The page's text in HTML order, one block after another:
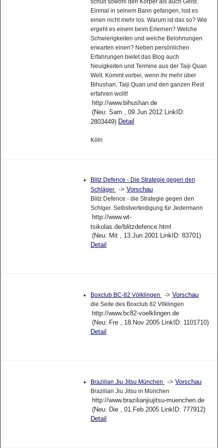
Einmal in seinem Bann gefangen, lsst es
einen nicht mehr los. Warum ist das so? Wie
ergeht es einem beim Erlernen? Welche
Schwierigkeiten und welche Belohnungen
erwarten einen? Neben persönlichen
Erfahrungen bietet das Blog auch
Neuigkeiten und Termine aus der Taiji Quan
Welt. Kommt vorbei, wenn ihr mehr über
Bihushan, Taiji Quan und den ganzen Rest
erfahren wollt!
http://www.bihushan.de
(Neu: Sam , 09.Jun 2012 LinkID:
2803449) Detail
Köln
Blitz Defence - Die Strategie gegen den
Schläger
-> Vorschau
Blitz Defence - die Strategie gegen den
Schlger. Selbstverteidigung für Jedermann
http://www.wt-
tsikolas.de/blitzdefence.html
(Neu: Mit , 13.Jun 2001 LinkID: 83701)
Detail
Boxclub BC-82 Völklingen -> Vorschau
die Seite des Boxclub 82 Vllklingen
http://www.bc82-voelklingen.de
(Neu: Fre , 18.Nov 2005 LinkID: 1101710)
Detail
Brazilian Jiu Jitsu München -> Vorschau
Brazilian Jiu Jitsu in München
http://www.brazilianjiujitsu-muenchen.de
(Neu: Die , 01.Feb 2005 LinkID: 777912)
Detail